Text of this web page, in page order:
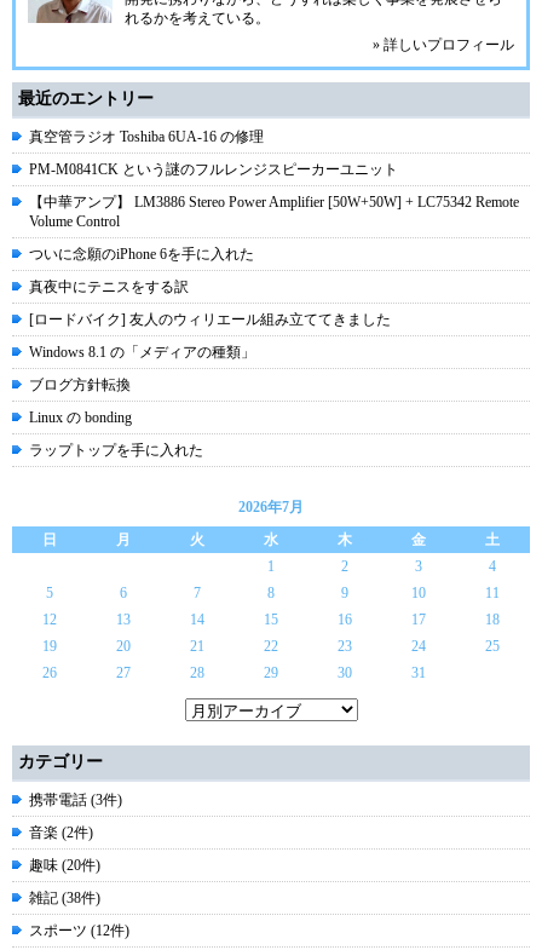
れるかを考えている。
» 詳しいプロフィール
最近のエントリー
真空管ラジオ Toshiba 6UA-16 の修理
PM-M0841CK という謎のフルレンジスピーカーユニット
【中華アンプ】 LM3886 Stereo Power Amplifier [50W+50W] + LC75342 Remote
Volume Control
ついに念願のiPhone 6を手に入れた
真夜中にテニスをする訳
[ロードバイク] 友人のウィリエール組み立ててきました
Windows 8.1 の「メディアの種類」
ブログ方針転換
Linux の bonding
ラップトップを手に入れた
2026年7月
日
月 火 水 木 金
土
1
2 3
4
5
6 7 8 9 10
11
12
13 14 15 16 17
18
19
20 21 22 23 24
25
26
27 28 29 30 31
カテゴリー
携帯電話 (3件)
音楽 (2件)
趣味 (20件)
雑記 (38件)
スポーツ (12件)